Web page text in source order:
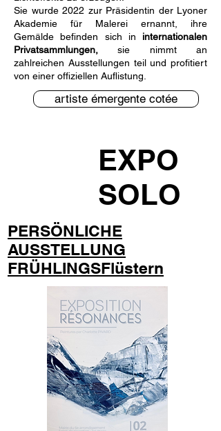
Sie wurde 2022 zur Präsidentin der Lyoner
Akademie für Malerei ernannt, ihre
Gemälde befinden sich in internationalen
Privatsammlungen, sie nimmt an
zahlreichen Ausstellungen teil und profitiert
von einer offiziellen Auflistung.
artiste émergente cotée
EXPO
SOLO
PERSÖNLICHE
AUSSTELLUNG
FRÜHLINGSFlüstern